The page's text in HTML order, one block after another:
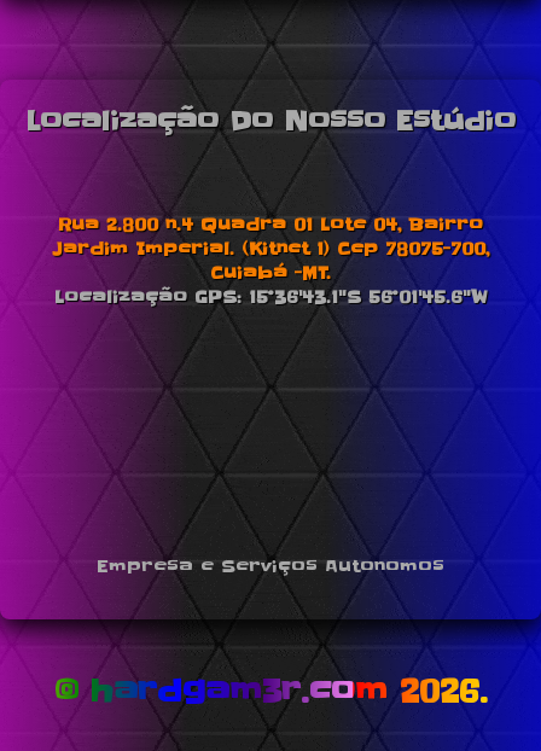
Localização Do Nosso Estúdio
Rua 2.800 n.4 Quadra 01 Lote 04, Bairro
Jardim Imperial. (Kitnet 1) Cep 78075-700,
Cuiabá -MT.
Localização GPS: 15°36'43.1"S 56°01'45.6"W
Empresa e Serviços Autonomos
© hardgam3r.com 2026.